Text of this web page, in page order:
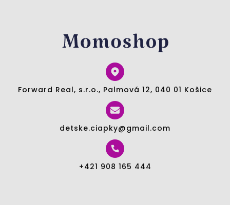
Forward Real, s.r.o., Palmová 12, 040 01 Košice
detske.ciapky@gmail.com
+421 908 165 444